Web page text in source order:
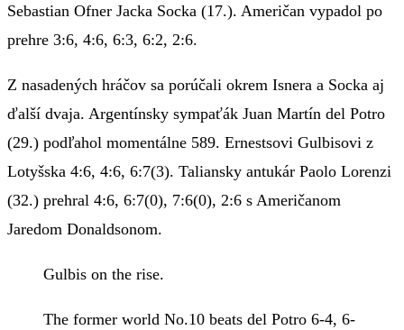
Sebastian Ofner Jacka Socka (17.). Američan vypadol po
prehre 3:6, 4:6, 6:3, 6:2, 2:6.
Z nasadených hráčov sa porúčali okrem Isnera a Socka aj
ďalší dvaja. Argentínsky sympaťák Juan Martín del Potro
(29.) podľahol momentálne 589. Ernestsovi Gulbisovi z
Lotyšska 4:6, 4:6, 6:7(3). Taliansky antukár Paolo Lorenzi
(32.) prehral 4:6, 6:7(0), 7:6(0), 2:6 s Američanom
Jaredom Donaldsonom.
Gulbis on the rise.
The former world No.10 beats del Potro 6-4, 6-